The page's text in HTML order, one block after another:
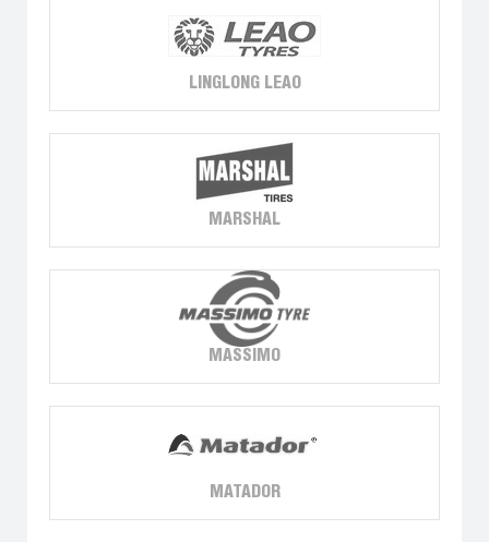
LINGLONG LEAO
MARSHAL
MASSIMO
MATADOR